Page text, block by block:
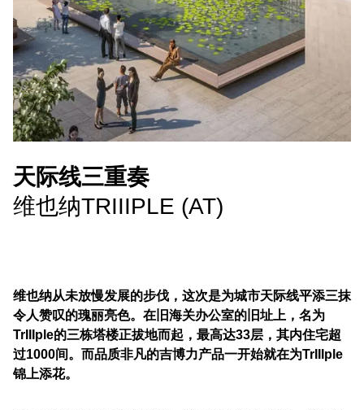
天际线三重奏
维也纳TRIIIPLE (AT)
维也纳从未放慢发展的步伐，这次是为城市天际线平添三抹
令人赞叹的瑰丽亮色。在旧海关办公室的旧址上，名为
TrIIIple的三栋塔楼正拔地而起，最高达33层，其内住宅超
过1000间。而品质非凡的吉博力产品一开始就在为TrIIIple
锦上添花。